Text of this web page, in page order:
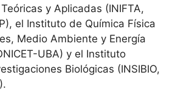
y Aplicadas (INIFTA,
el Instituto de Química Física
Medio Ambiente y Energía
UBA) y el Instituto
Biológicas (INSIBIO,